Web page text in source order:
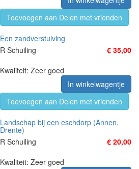
Toevoegen aan Delen met vrienden
Een zandverstuiving
R Schuiling
€ 35,00
Kwaliteit: Zeer goed
In winkelwagentje
Toevoegen aan Delen met vrienden
Landschap bij een eschdorp (Annen,
Drente)
R Schuiling
€ 20,00
Kwaliteit: Zeer goed